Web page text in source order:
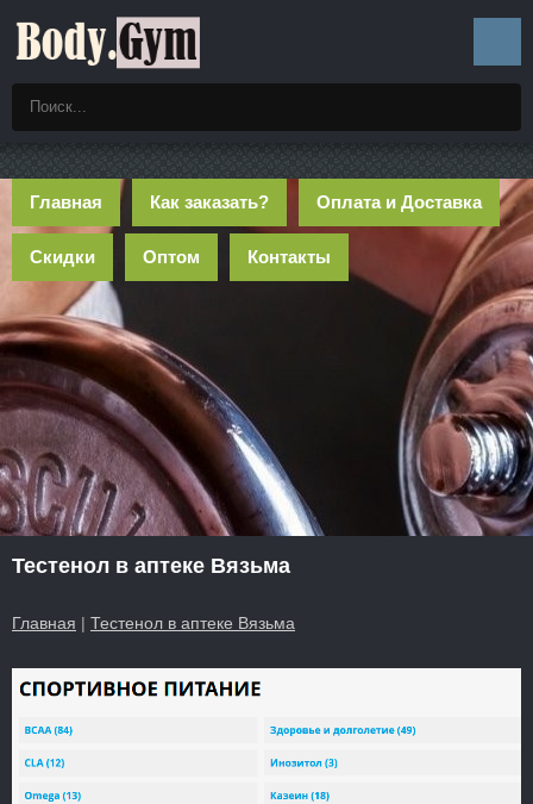
Главная Как заказать? Оплата и Доставка
Скидки Оптом Контакты
Тестенол в аптеке Вязьма
Главная | Тестенол в аптеке Вязьма